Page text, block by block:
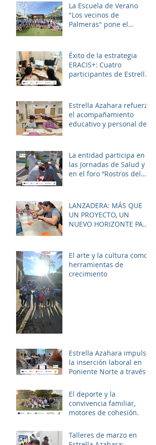
La Escuela de Verano
"Los vecinos de
Palmeras" pone el
convivencia y diversión.
Éxito de la estrategia
ERACIS+: Cuatro
participantes de Estrella
sociosanitario
Estrella Azahara refuerza
el acompañamiento
educativo y personal del
zona.
La entidad participa en
las Jornadas de Salud y
en el foro “Rostros del
para mejorar la
empleabilidad y el
bienestar de la zona.
LANZADERA: MÁS QUE
UN PROYECTO, UN
NUEVO HORIZONTE PARA
El arte y la cultura como
herramientas de
crecimiento
Estrella Azahara impulsa
la inserción laboral en
Poniente Norte a través
El deporte y la
convivencia familiar,
motores de cohesión.
Talleres de marzo en